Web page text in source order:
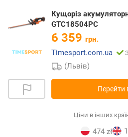
Кущоріз
GTC18504PC
6 359 грн.
Timesport.com.ua
(Львів)
Перейти
Ціни в інших
474 zł